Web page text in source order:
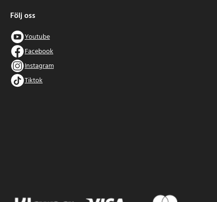
Följ oss
Youtube
Facebook
Instagram
Tiktok